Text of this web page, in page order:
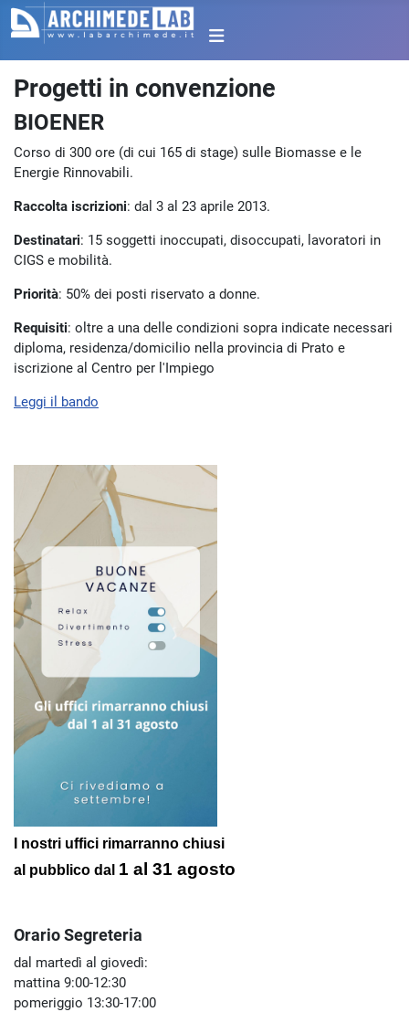
Progetti in convenzione
BIOENER
Corso di 300 ore (di cui 165 di stage) sulle Biomasse e le
Energie Rinnovabili.
Raccolta iscrizioni: dal 3 al 23 aprile 2013.
Destinatari: 15 soggetti inoccupati, disoccupati, lavoratori in
CIGS e mobilità.
Priorità: 50% dei posti riservato a donne.
Requisiti: oltre a una delle condizioni sopra indicate necessari
diploma, residenza/domicilio nella provincia di Prato e
iscrizione al Centro per l'Impiego
Leggi il bando
I nostri uffici rimarranno chiusi
al pubblico dal 1 al 31 agosto
Orario Segreteria
dal martedì al giovedì:
mattina 9:00-12:30
pomeriggio 13:30-17:00